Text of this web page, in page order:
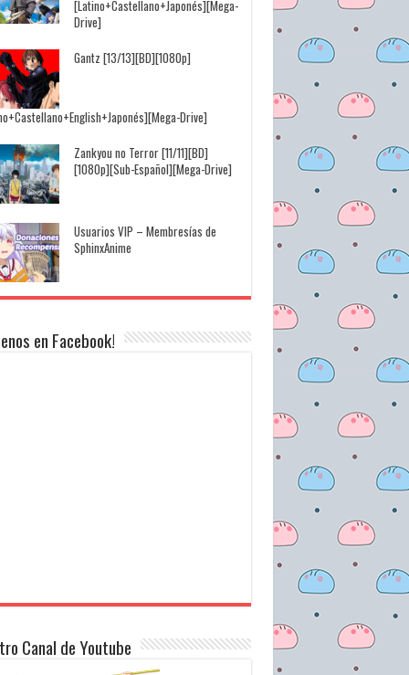
[Latino+Castellano+Japonés][Mega-
Drive]
Gantz [13/13][BD][1080p]
Drive]
Zankyou no Terror [11/11][BD]
[1080p][Sub-Español][Mega-Drive]
Usuarios VIP – Membresías de
SphinxAnime
en Facebook!
Canal de Youtube